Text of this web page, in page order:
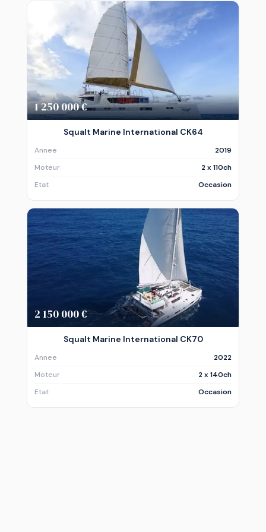
1 250 000 €
Squalt Marine International CK64
Annee
2019
Moteur
2 x 110ch
Etat
Occasion
2 150 000 €
Squalt Marine International CK70
Annee
2022
Moteur
2 x 140ch
Etat
Occasion